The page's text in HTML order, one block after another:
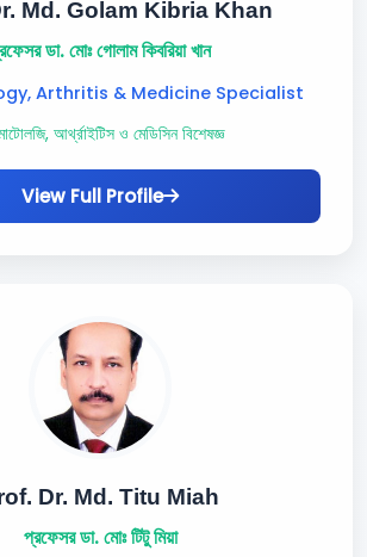
Md. Golam Kibria Khan
ডা. মোঃ গোলাম কিবরিয়া খান
Arthritis & Medicine Specialist
আর্থ্রাইটিস ও মেডিসিন বিশেষজ্ঞ
View Full Profile
Dr. Md. Titu Miah
প্রফেসর ডা. মোঃ টিটু মিয়া